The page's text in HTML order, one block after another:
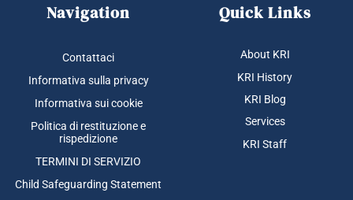
Navigation
Contattaci
Informativa sulla privacy
Informativa sui cookie
Politica di restituzione e
rispedizione
TERMINI DI SERVIZIO
Child Safeguarding Statement
Quick Links
About KRI
KRI History
KRI Blog
Services
KRI Staff